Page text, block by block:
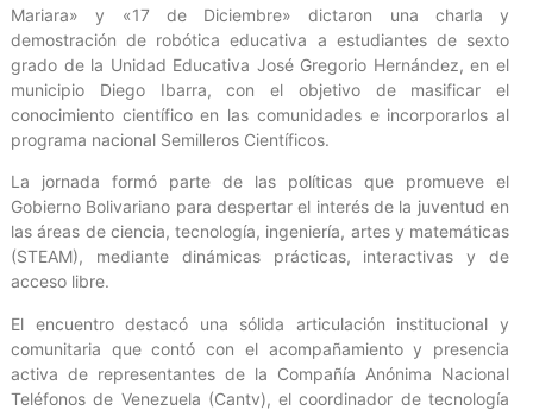
Mariara» y «17 de Diciembre» dictaron una charla y
demostración de robótica educativa a estudiantes de sexto
grado de la Unidad Educativa José Gregorio Hernández, en el
municipio Diego Ibarra, con el objetivo de masificar el
conocimiento científico en las comunidades e incorporarlos al
programa nacional Semilleros Científicos.
La jornada formó parte de las políticas que promueve el
Gobierno Bolivariano para despertar el interés de la juventud en
las áreas de ciencia, tecnología, ingeniería, artes y matemáticas
(STEAM), mediante dinámicas prácticas, interactivas y de
acceso libre.
El encuentro destacó una sólida articulación institucional y
comunitaria que contó con el acompañamiento y presencia
activa de representantes de la Compañía Anónima Nacional
Teléfonos de Venezuela (Cantv), el coordinador de tecnología